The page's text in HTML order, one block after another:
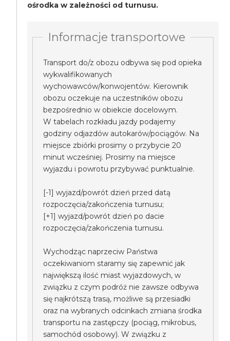
ośrodka w zależności od turnusu.
Informacje transportowe
Transport do/z obozu odbywa się pod opieka
wykwalifikowanych
wychowawców/konwojentów. Kierownik
obozu oczekuje na uczestników obozu
bezpośrednio w obiekcie docelowym.
W tabelach rozkładu jazdy podajemy
godziny odjazdów autokarów/pociągów. Na
miejsce zbiórki prosimy o przybycie 20
minut wcześniej. Prosimy na miejsce
wyjazdu i powrotu przybywać punktualnie.
[-1] wyjazd/powrót dzień przed datą
rozpoczęcia/zakończenia turnusu;
[+1] wyjazd/powrót dzień po dacie
rozpoczęcia/zakończenia turnusu.
Wychodząc naprzeciw Państwa
oczekiwaniom staramy się zapewnić jak
największą ilość miast wyjazdowych, w
związku z czym podróż nie zawsze odbywa
się najkrótszą trasą, możliwe są przesiadki
oraz na wybranych odcinkach zmiana środka
transportu na zastępczy (pociąg, mikrobus,
samochód osobowy). W związku z